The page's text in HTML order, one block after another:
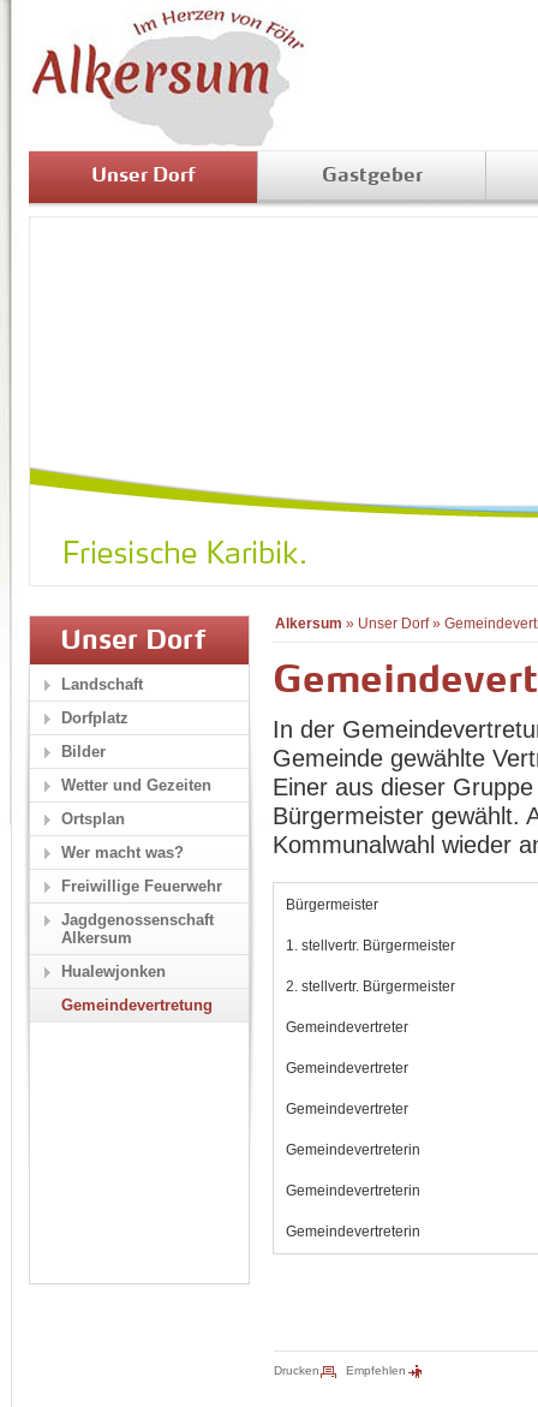
Unser Dorf Gastgeber
Alkersum » Unser Dorf»
In der
Gemeinde gewählte
Einer aus dieser
Bürgermeister gewählt.
Kommunalwahl wieder
Bürgermeister
1. stellvertr. Bürgermeister
2. stellvertr. Bürgermeister
Gemeindevertreter
Gemeindevertreter
Gemeindevertreter
Gemeindevertreterin
Gemeindevertreterin
Gemeindevertreterin
Unser Dorf
Landschaft
Dorfplatz
Bilder
Wetter und Gezeiten
Ortsplan
Wer macht was?
Freiwillige Feuerwehr
Jagdgenossenschaft
Alkersum
Hualewjonken
Gemeindevertretung
Drucken Empfehlen